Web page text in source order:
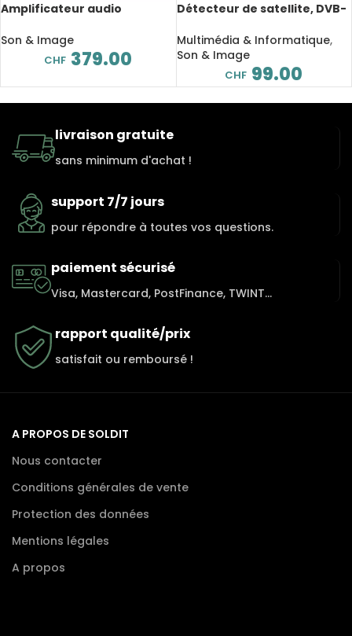
Amplificateur audio
WiFi, Bluetooth, AirPlay,
DLNA, UPnP, Spotify connect,
Son & Image
CHF 379.00
Détecteur de satellite, DVB-
écran LCD 3.5 pouces
Multimédia & Informatique,
Son & Image
CHF 99.00
livraison gratuite
sans minimum d'achat !
support 7/7 jours
pour répondre à toutes vos questions.
paiement sécurisé
Visa, Mastercard, PostFinance, TWINT...
rapport qualité/prix
satisfait ou remboursé !
A PROPOS DE SOLDIT
Nous contacter
Conditions générales de vente
Protection des données
Mentions légales
A propos